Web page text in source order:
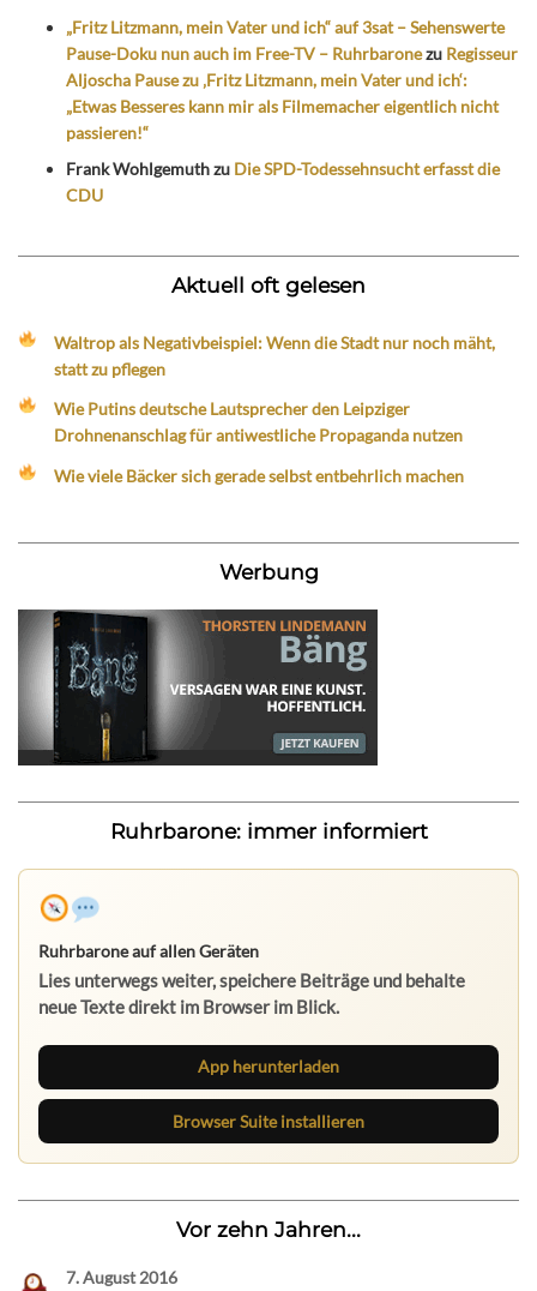
„Fritz Litzmann, mein Vater und ich“ auf 3sat – Sehenswerte
Pause-Doku nun auch im Free-TV – Ruhrbaronezu Regisseur
Aljoscha Pause zu ‚Fritz Litzmann, mein Vater und ich‘:
„Etwas Besseres kann mir als Filmemacher eigentlich nicht
passieren!“
Frank Wohlgemuthzu Die SPD-Todessehnsucht erfasst die
CDU
Aktuell oft gelesen
Waltrop als Negativbeispiel: Wenn die Stadt nur noch mäht,
statt zu pflegen
Wie Putins deutsche Lautsprecher den Leipziger
Drohnenanschlag für antiwestliche Propaganda nutzen
Wie viele Bäcker sich gerade selbst entbehrlich machen
Werbung
Ruhrbarone: immer informiert
Ruhrbarone auf allen Geräten
Lies unterwegs weiter, speichere Beiträge und behalte
neue Texte direkt im Browser im Blick.
App herunterladen
Browser Suite installieren
Vor zehn Jahren...
7. August 2016